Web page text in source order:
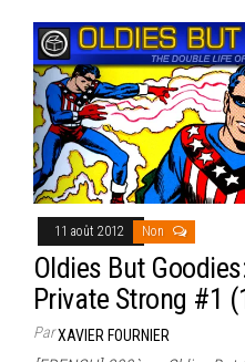
11 août 2012 Non
Oldies But
Private Strong #1
ParXAVIER FOURNIER